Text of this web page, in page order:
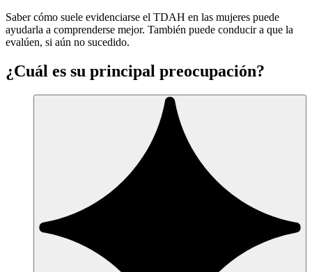
Saber cómo suele evidenciarse el TDAH en las mujeres puede
ayudarla a comprenderse mejor. También puede conducir a que la
evalúen, si aún no sucedido.
¿Cuál es su principal preocupación?